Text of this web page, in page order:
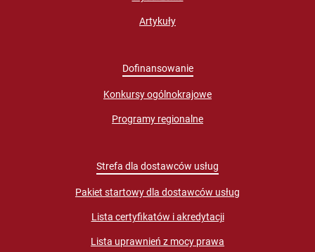
Artykuły
Dofinansowanie
Konkursy ogólnokrajowe
Programy regionalne
Strefa dla dostawców usług
Pakiet startowy dla dostawców usług
Lista certyfikatów i akredytacji
Lista uprawnień z mocy prawa